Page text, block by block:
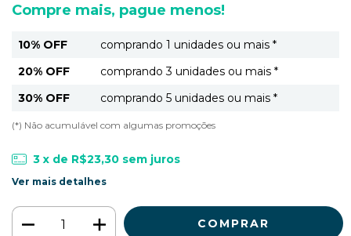
Compre mais, pague menos!
10% OFF
comprando 1 unidades ou mais *
20% OFF
comprando 3 unidades ou mais *
30% OFF
comprando 5 unidades ou mais *
(*) Não acumulável com algumas promoções
3 x de R$23,30 sem juros
Ver mais detalhes